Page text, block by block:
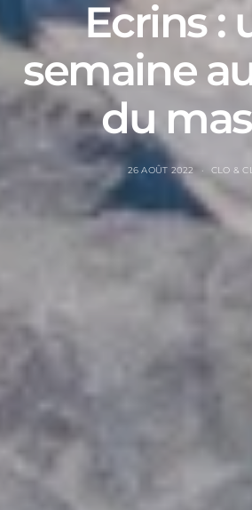
Ecrins :
semaine
du
26 AOÛT 2022 CLO &